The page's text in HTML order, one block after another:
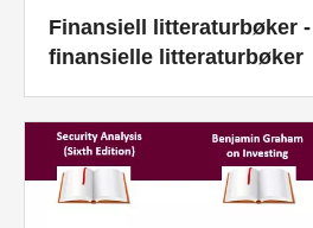
Finansiell litteraturbøker
finansielle litteraturbøker